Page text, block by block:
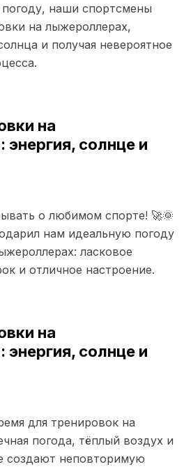
наши спортсмены
на лыжероллерах,
и получая невероятное
на
солнце и
о любимом спорте! 🚀🌞
нам идеальную погоду
ласковое
и отличное настроение.
на
солнце и
для тренировок на
погода, тёплый воздух и
создают неповторимую